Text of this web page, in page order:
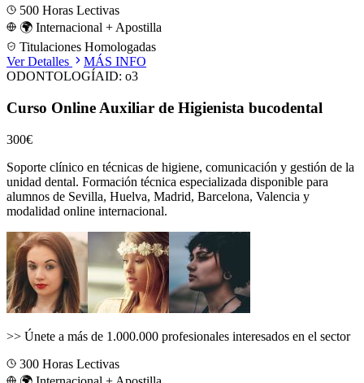
500 Horas Lectivas
🌍 Internacional + Apostilla
Titulaciones Homologadas
Ver Detalles
MÁS INFO
ODONTOLOGÍAID: o3
Curso Online Auxiliar de Higienista bucodental
300€
Soporte clínico en técnicas de higiene, comunicación y gestión de la
unidad dental. Formación técnica especializada disponible para
alumnos de Sevilla, Huelva, Madrid, Barcelona, Valencia y
modalidad online internacional.
>> Únete a más de 1.000.000 profesionales interesados en el sector
300 Horas Lectivas